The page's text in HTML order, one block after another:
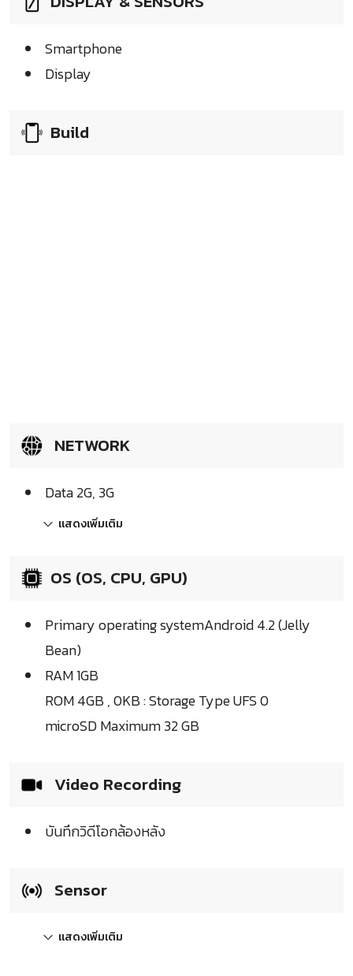
Smartphone
Display
Build
NETWORK
Data 2G, 3G
แสดงเพิ่มเติม
OS (OS, CPU, GPU)
Primary operating systemAndroid 4.2 (Jelly
Bean)
RAM 1GB
ROM 4GB , 0KB : Storage Type UFS 0
microSD Maximum 32 GB
Video Recording
บันทึกวิดีโอกล้องหลัง
Sensor
แสดงเพิ่มเติม